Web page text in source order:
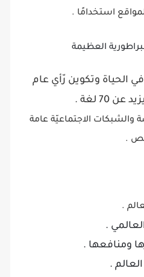
استخدامًا .
العظيمة
عاملا مؤثّرا في الحياة وتكوين رّأي عام
70 لغة .
والشبكات الاجتماعيّة عامة
.
.
.
ومنافعها .
.